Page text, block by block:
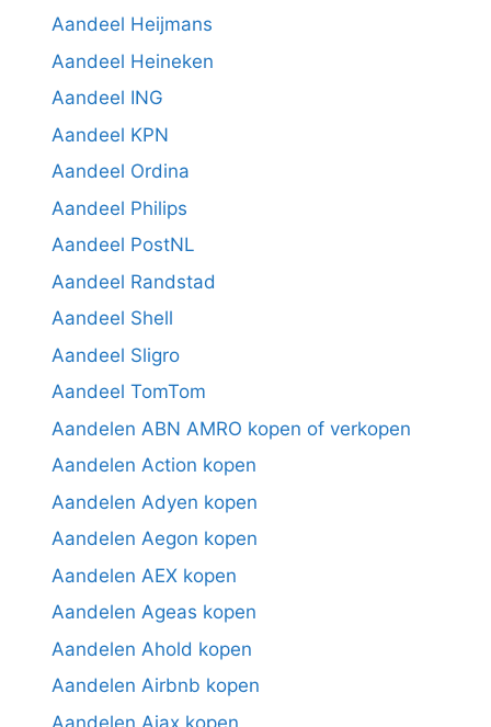
Aandeel Heijmans
Aandeel Heineken
Aandeel ING
Aandeel KPN
Aandeel Ordina
Aandeel Philips
Aandeel PostNL
Aandeel Randstad
Aandeel Shell
Aandeel Sligro
Aandeel TomTom
Aandelen ABN AMRO kopen of verkopen
Aandelen Action kopen
Aandelen Adyen kopen
Aandelen Aegon kopen
Aandelen AEX kopen
Aandelen Ageas kopen
Aandelen Ahold kopen
Aandelen Airbnb kopen
Aandelen Ajax kopen